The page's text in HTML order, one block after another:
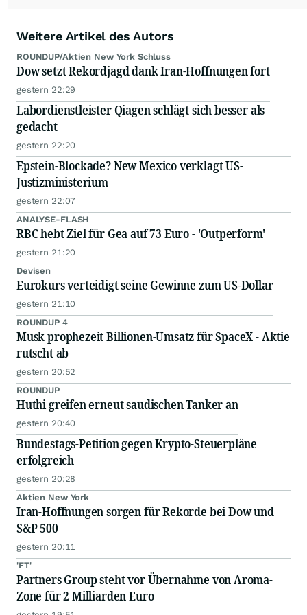
Weitere Artikel des Autors
ROUNDUP/Aktien New York Schluss
Dow setzt Rekordjagd dank Iran-Hoffnungen fort
gestern 22:29
Labordienstleister Qiagen schlägt sich besser als
gedacht
gestern 22:20
Epstein-Blockade? New Mexico verklagt US-
Justizministerium
gestern 22:07
ANALYSE-FLASH
RBC hebt Ziel für Gea auf 73 Euro - 'Outperform'
gestern 21:20
Devisen
Eurokurs verteidigt seine Gewinne zum US-Dollar
gestern 21:10
ROUNDUP 4
Musk prophezeit Billionen-Umsatz für SpaceX - Aktie
rutscht ab
gestern 20:52
ROUNDUP
Huthi greifen erneut saudischen Tanker an
gestern 20:40
Bundestags-Petition gegen Krypto-Steuerpläne
erfolgreich
gestern 20:28
Aktien New York
Iran-Hoffnungen sorgen für Rekorde bei Dow und
S&P 500
gestern 20:11
'FT'
Partners Group steht vor Übernahme von Aroma-
Zone für 2 Milliarden Euro